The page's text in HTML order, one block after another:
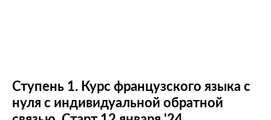
Ступень 1. Курс французского языка с
нуля с индивидуальной обратной